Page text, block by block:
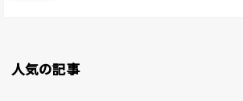
人気の記事